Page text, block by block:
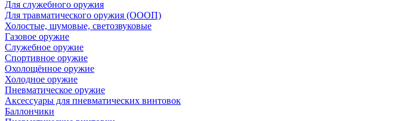
Для служебного оружия
Для травматического оружия (ОООП)
Холостые, шумовые, светозвуковые
Газовое оружие
Служебное оружие
Спортивное оружие
Охолощённое оружие
Холодное оружие
Пневматическое оружие
Аксессуары для пневматических винтовок
Баллончики